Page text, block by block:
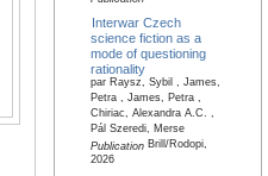
Interwar Czech
science fiction as a
mode of questioning
rationality
par Raysz, Sybil , James,
Petra , James, Petra ,
Chiriac, Alexandra A.C. ,
Pál Szeredi, Merse
PublicationBrill/Rodopi,
2026